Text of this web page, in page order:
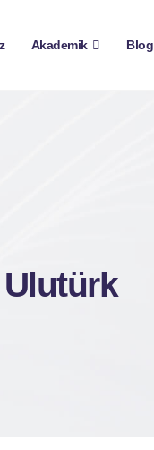
Akademik Blog